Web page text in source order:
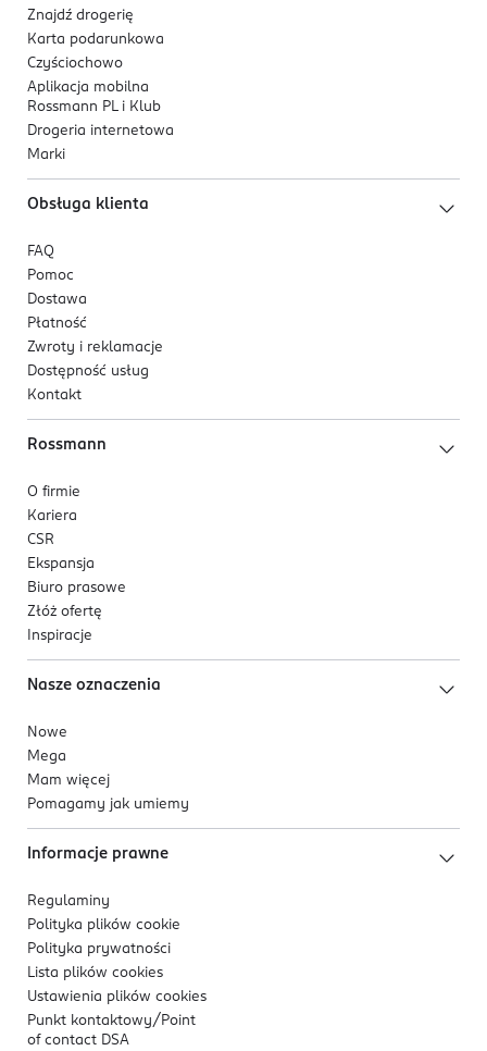
Znajdź drogerię
Karta podarunkowa
Czyściochowo
Aplikacja mobilna
Rossmann PL i Klub
Drogeria internetowa
Marki
Obsługa klienta
FAQ
Pomoc
Dostawa
Płatność
Zwroty i reklamacje
Dostępność usług
Kontakt
Rossmann
O firmie
Kariera
CSR
Ekspansja
Biuro prasowe
Złóż ofertę
Inspiracje
Nasze oznaczenia
Nowe
Mega
Mam więcej
Pomagamy jak umiemy
Informacje prawne
Regulaminy
Polityka plików cookie
Polityka prywatności
Lista plików cookies
Ustawienia plików cookies
Punkt kontaktowy/ Point
of contact DSA